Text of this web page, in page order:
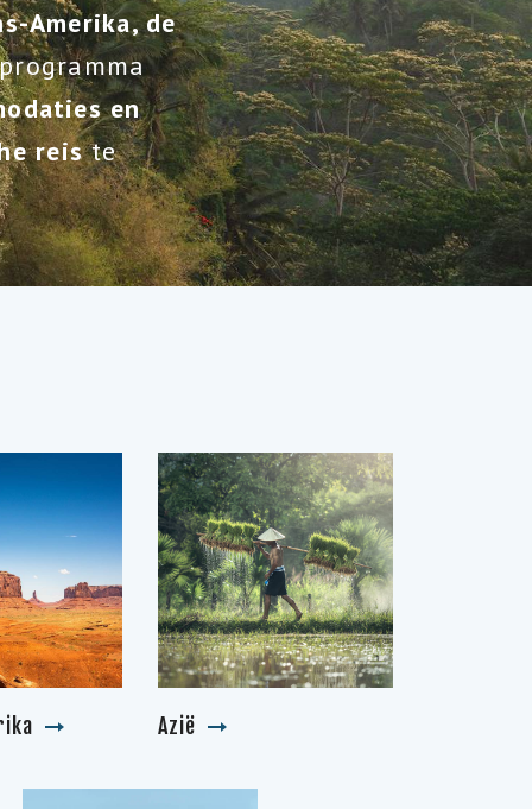
Amerika, de
en
reiste
Azië